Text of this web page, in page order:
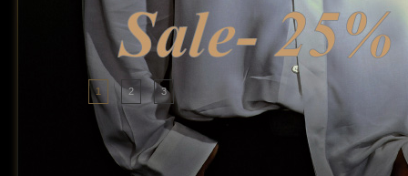
1 2 3